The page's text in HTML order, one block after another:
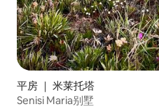
平房 ｜ 米莱托塔
Senisi Maria别墅